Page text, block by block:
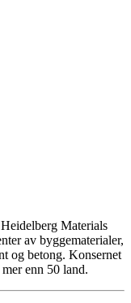
Materials
av byggematerialer,
og betong. Konsernet
mer enn 50 land.